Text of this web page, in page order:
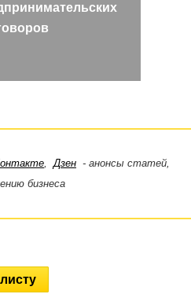
,Дзен- анонсы статей,
бизнеса